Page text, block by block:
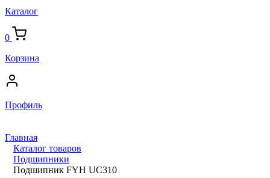
Каталог
0
Корзина
Профиль
Главная
Каталог товаров
Подшипники
Подшипник FYH UC310